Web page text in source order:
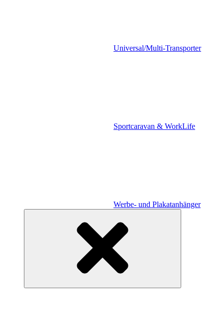
Universal/Multi-Transporter
Sportcaravan & WorkLife
Werbe- und Plakatanhänger